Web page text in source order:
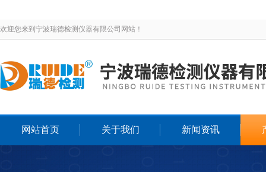
欢迎您来到宁波瑞德检测仪器有限公司网站！
网站首页 关于我们 新闻资讯